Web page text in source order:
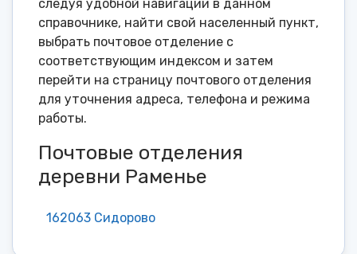
следуя удобной навигации в данном
справочнике, найти свой населенный пункт,
выбрать почтовое отделение с
соответствующим индексом и затем
перейти на страницу почтового отделения
для уточнения адреса, телефона и режима
работы.
Почтовые отделения
деревни Раменье
162063 Сидорово